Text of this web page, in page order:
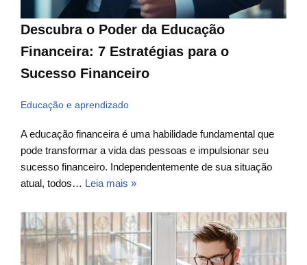
Descubra o Poder da Educação
Financeira: 7 Estratégias para o
Sucesso Financeiro
Educação e aprendizado
A educação financeira é uma habilidade fundamental que
pode transformar a vida das pessoas e impulsionar seu
sucesso financeiro. Independentemente de sua situação
atual, todos… Leia mais »